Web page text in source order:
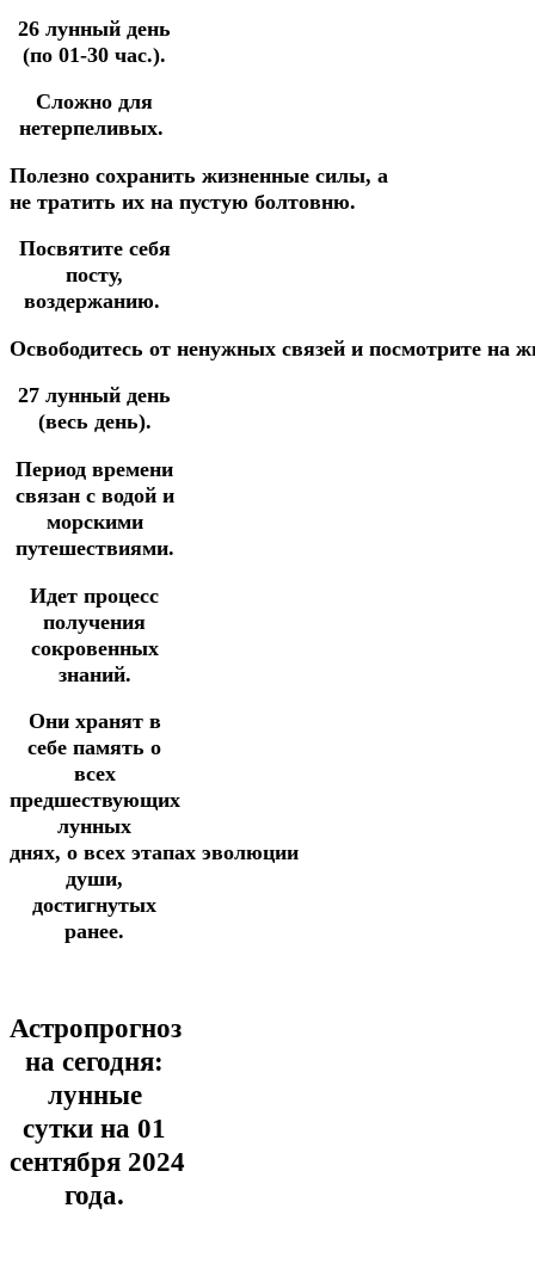
26 лунный день
(по 01-30 час.).
Сложно для
нетерпеливых.
Полезно сохранить жизненные силы, а
не тратить их на пустую болтовню.
Посвятите себя
посту,
воздержанию.
Освободитесь от ненужных связей и посмотрите на
27 лунный день
(весь день).
Период времени
связан с водой и
морскими
путешествиями.
Идет процесс
получения
сокровенных
знаний.
Они хранят в
себе память о
всех
предшествующих
лунных
днях, о всех этапах эволюции
души,
достигнутых
ранее.
Астропрогноз
на сегодня:
лунные
сутки на 01
сентября 2024
года.